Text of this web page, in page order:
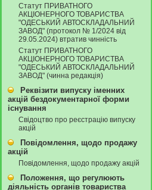
Статут ПРИВАТНОГО
АКЦІОНЕРНОГО ТОВАРИСТВА
"ОДЕСЬКИЙ АВТОСКЛАДАЛЬНИЙ
ЗАВОД" (протокол № 1/2024 від
29.05.2024) втратив чинність
Статут ПРИВАТНОГО
АКЦІОНЕРНОГО ТОВАРИСТВА
"ОДЕСЬКИЙ АВТОСКЛАДАЛЬНИЙ
ЗАВОД" (чинна редакція)
Реквізити випуску іменних
акцій бездокументарної форми
існування
Свідоцтво про реєстрацію випуску
акцій
Повідомлення, щодо продажу
акцій
Повідомлення, щодо продажу акцій
Положення, що регулюють
діяльність органів товариства